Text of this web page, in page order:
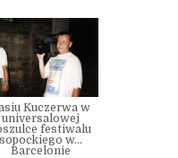
Kuczerwa w
universalowej
festiwalu
sopockiego w…
Barcelonie